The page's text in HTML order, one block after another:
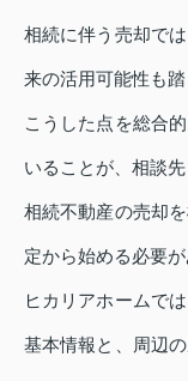
相続に伴う売却で
来の活用可能性も
こうした点を総合
いることが、相談
相続不動産の売却
定から始める必要が
ヒカリアホームで
基本情報と、周辺